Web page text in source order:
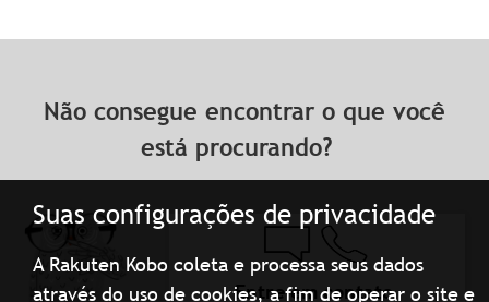
Suas configurações de privacidade
A Rakuten Kobo coleta e processa seus dados
através do uso de cookies, a fim de operar o site e
Não consegue encontrar o que você
está procurando?
Entre em contato